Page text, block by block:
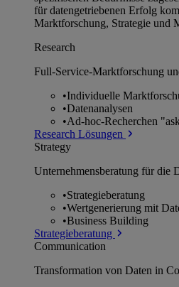
für datengetriebenen Erfolg
Marktforschung, Strategie und
Research
Full-Service-Marktforschung
•Individuelle
•Datenanalysen
•Ad-hoc-Recherchen
Research Lösungen
Strategy
Unternehmens­beratung für die
•Strategieberatung
•Wertgenerierung mit
•Business Building
Strategieberatung
Communication
Transformation von Daten in